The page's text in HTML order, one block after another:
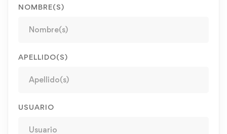
NOMBRE(S)
APELLIDO(S)
USUARIO